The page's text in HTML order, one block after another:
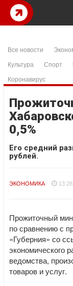
Все новости
Культура
Спорт
Коронавирус
0,5%
Его средний
рублей.
ЭКОНОМИКА
Прожиточный
по сравнению с
«Губерния» со
экономического
ведомства,
товаров и услуг.